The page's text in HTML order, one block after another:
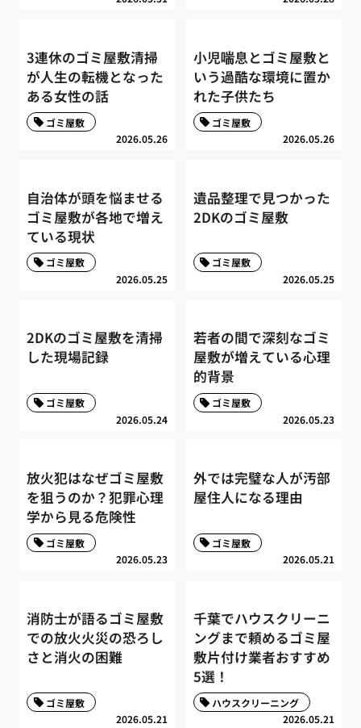
3連休のゴミ屋敷清掃
が人生の転機となった
ある女性の話
2026.05.26
ゴミ屋敷
小児喘息とゴミ屋敷と
いう過酷な環境に置か
れた子供たち
2026.05.26
ゴミ屋敷
自治体が頭を悩ませる
ゴミ屋敷が各地で増え
ている現状
2026.05.25
ゴミ屋敷
遺品整理で見つかった
2DKのゴミ屋敷
2026.05.25
ゴミ屋敷
2DKのゴミ屋敷を清掃
した現場記録
2026.05.24
ゴミ屋敷
若者の間で深刻なゴミ
屋敷が増えている心理
的背景
2026.05.23
ゴミ屋敷
放火犯はなぜゴミ屋敷
を狙うのか？犯罪心理
学から見る危険性
2026.05.23
ゴミ屋敷
外では完璧な人が汚部
屋住人になる理由
2026.05.21
ゴミ屋敷
消防士が語るゴミ屋敷
での放火火災の恐ろし
さと消火の困難
2026.05.21
ゴミ屋敷
千葉でハウスクリーニ
ングまで頼めるゴミ屋
敷片付け業者おすすめ
5選！
2026.05.21
ハウスクリーニング